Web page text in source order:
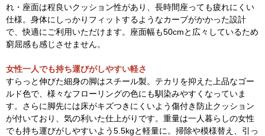
れ・座面は程良いクッション性があり、長時間座っても疲れにくい
仕様。身体にしっかりフィットするようなカーブがかかった設計
で、快適にご利用いただけます。座面幅も50cmと広々しているため
窮屈感も感じさせません。
女性一人でも持ち運びがしやすい軽さ
すらっと伸びた細身の脚はスチール製。テカリを抑えた上品なゴー
ルド色で、様々なフローリングの色にも馴染みやすくなっていま
す。さらに脚先には床がキズつきにくいよう傷付き防止クッション
が付いており、気の利いた仕上がりです。重量は一人暮らしの女性
でも持ち運びがしやすいよう5.5kgと軽量に。掃除や模様替え、引っ